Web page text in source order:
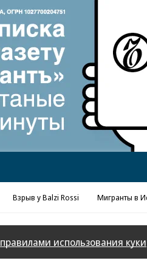
Взрыв у Balzi Rossi Мигранты в
правилами использования куки